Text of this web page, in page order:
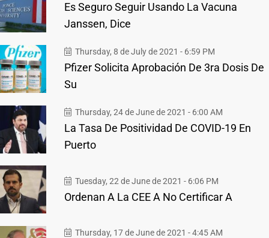
Es Seguro Seguir Usando La Vacuna
Janssen, Dice
Thursday, 8 de July de 2021 - 6:59 PM
Pfizer Solicita Aprobación De 3ra Dosis De
Su
Thursday, 24 de June de 2021 - 6:00 AM
La Tasa De Positividad De COVID-19 En
Puerto
Tuesday, 22 de June de 2021 - 6:06 PM
Ordenan A La CEE A No Certificar A
Thursday, 17 de June de 2021 - 4:45 AM